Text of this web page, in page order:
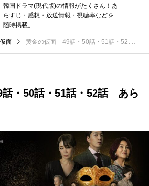
韓国ドラマ(現代版)の情報がたくさん！あ
らすじ・感想・放送情報・視聴率などを
随時掲載。
面 黄金の仮面 49話・50話・51話・52話 あらすじと感想
・50話・51話・52話 あら